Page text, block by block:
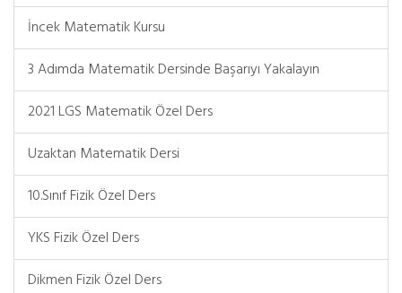
İncek Matematik Kursu
3 Adımda Matematik Dersinde Başarıyı Yakalayın
2021 LGS Matematik Özel Ders
Uzaktan Matematik Dersi
10.Sınıf Fizik Özel Ders
YKS Fizik Özel Ders
Dikmen Fizik Özel Ders